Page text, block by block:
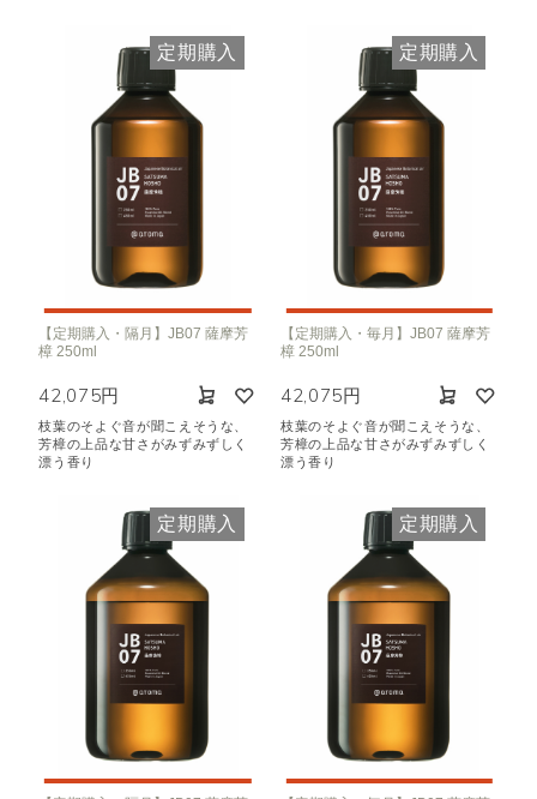
定期購入
【定期購入・隔月】JB07 薩摩芳
樟 250ml
42,075円
枝葉のそよぐ音が聞こえそうな、
芳樟の上品な甘さがみずみずしく
漂う香り
定期購入
【定期購入・毎月】JB07 薩摩芳
樟 250ml
42,075円
枝葉のそよぐ音が聞こえそうな、
芳樟の上品な甘さがみずみずしく
漂う香り
定期購入 定期購入